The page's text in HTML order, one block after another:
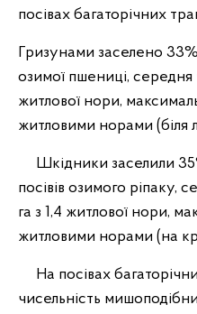
посівах багаторічних
Гризунами заселено
озимої пшениці, середня
житлової нори,
житловими норами (біля
Шкідники заселили
посівів озимого ріпаку,
га з 1,4 житлової нори,
житловими норами (на
На посівах
чисельність